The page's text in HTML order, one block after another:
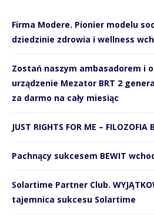
Firma Modere. Pionier modelu
dziedzinie zdrowia i wellness
Zostań naszym ambasadorem i
urządzenie Mezator BRT 2
za darmo na cały miesiąc
JUST RIGHTS FOR ME – FILOZOFIA
Pachnący sukcesem BEWIT
Solartime Partner Club.
tajemnica sukcesu Solartime